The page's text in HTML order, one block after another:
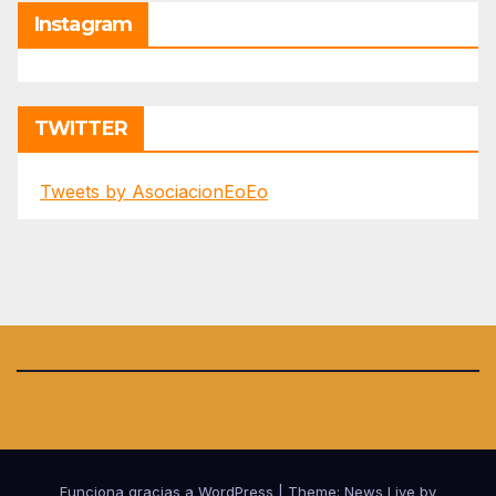
Instagram
TWITTER
Tweets by AsociacionEoEo
Funciona gracias a WordPress Theme: News Live by